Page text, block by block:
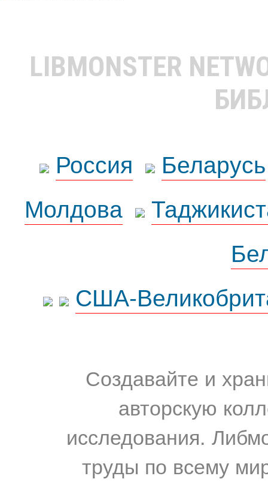
LIBMONSTER
Россия
Беларусь
Молдова
США-
Создавайте и
авторскую
исследования.
труды по всему